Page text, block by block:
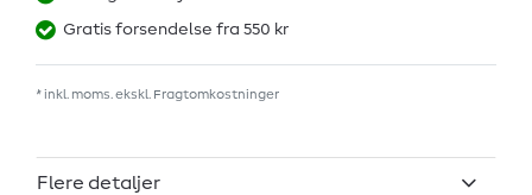
Gratis forsendelse fra 550 kr
* inkl. moms. ekskl. Fragtomkostninger
Flere detaljer